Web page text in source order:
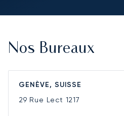
Nos Bureaux
GENÈVE, SUISSE
29 Rue Lect 1217